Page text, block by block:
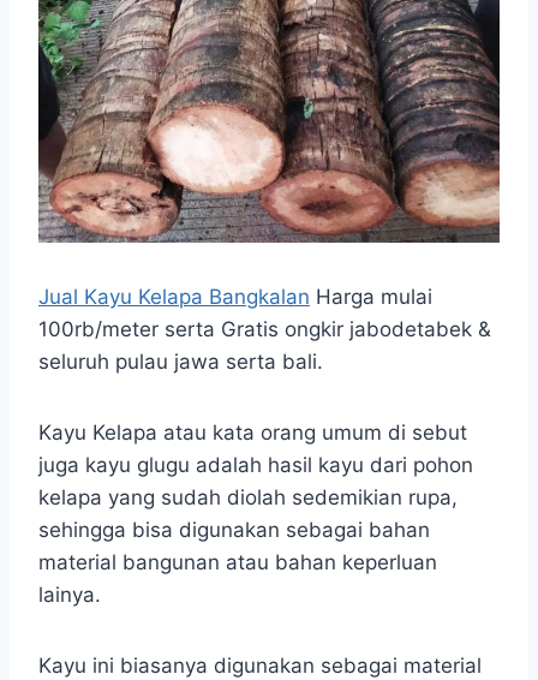
Jual Kayu Kelapa Bangkalan Harga mulai
100rb/meter serta Gratis ongkir jabodetabek &
seluruh pulau jawa serta bali.
Kayu Kelapa atau kata orang umum di sebut
juga kayu glugu adalah hasil kayu dari pohon
kelapa yang sudah diolah sedemikian rupa,
sehingga bisa digunakan sebagai bahan
material bangunan atau bahan keperluan
lainya.
Kayu ini biasanya digunakan sebagai material